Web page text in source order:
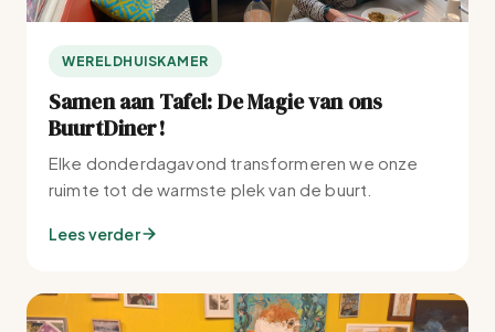
WERELDHUISKAMER
Samen aan Tafel: De Magie van ons
BuurtDiner!
Elke donderdagavond transformeren we onze
ruimte tot de warmste plek van de buurt.
Lees verder